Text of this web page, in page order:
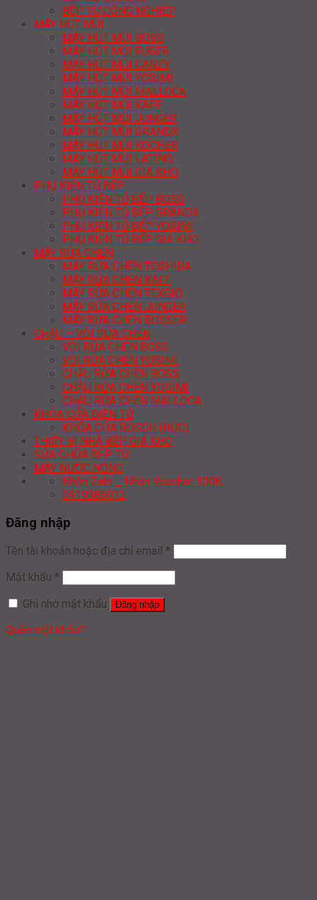
BẾP TỪ CÔNG NGHIỆP
MÁY HÚT MÙI
MÁY HÚT MÙI BOSS
MÁY HÚT MÙI FUGER
MÁY HÚT MÙI CANZY
MÁY HÚT MÙI YOSIMI
MÁY HÚT MÙI MALLOCA
MÁY HÚT MÙI KAFF
MÁY HÚT MÙI JUNGER
MÁY HÚT MÙI GRANDX
MÁY HÚT MÙI KOCHER
MÁY HÚT MÙI LATINO
MÁY HÚT MÙI GIÁ KHO
PHỤ KIỆN TỦ BẾP
PHỤ KIỆN TỦ BẾP BOSS
PHỤ KIỆN TỦ BẾP GRANDX
PHỤ KIỆN TỦ BẾP YOSIMI
PHỤ KIỆN TỦ BẾP GIÁ KHO
MÁY RỬA CHÉN
MÁY RỬA CHÉN TOSHIBA
MÁY RỬA CHÉN KAFF
MÁY RỬA CHÉN TEXGIO
MÁY RỬA CHÉN JUNGER
MÁY RỬA CHÉN BOSSER
CHẬU – VÒI RỬA CHÉN
VÒI RỬA CHÉN BOSS
VÒI RỬA CHÉN YOSIMI
CHẬU RỬA CHÉN BOSS
CHẬU RỬA CHÉN YOSIMI
CHẬU RỬA CHÉN MALLOCA
KHÓA CỬA ĐIỆN TỬ
KHÓA CỬA BOSCH (ĐỨC)
THIẾT BỊ NHÀ BẾP GIÁ KHO
SỬA CHỮA BẾP TỪ
MÁY NƯỚC NÓNG
Nhắn Zalo _ Nhận Voucher 100K
0919386012
Đăng nhập
Tên tài khoản hoặc địa chỉ email *
Mật khẩu *
Ghi nhớ mật khẩu
Đăng nhập
Quên mật khẩu?